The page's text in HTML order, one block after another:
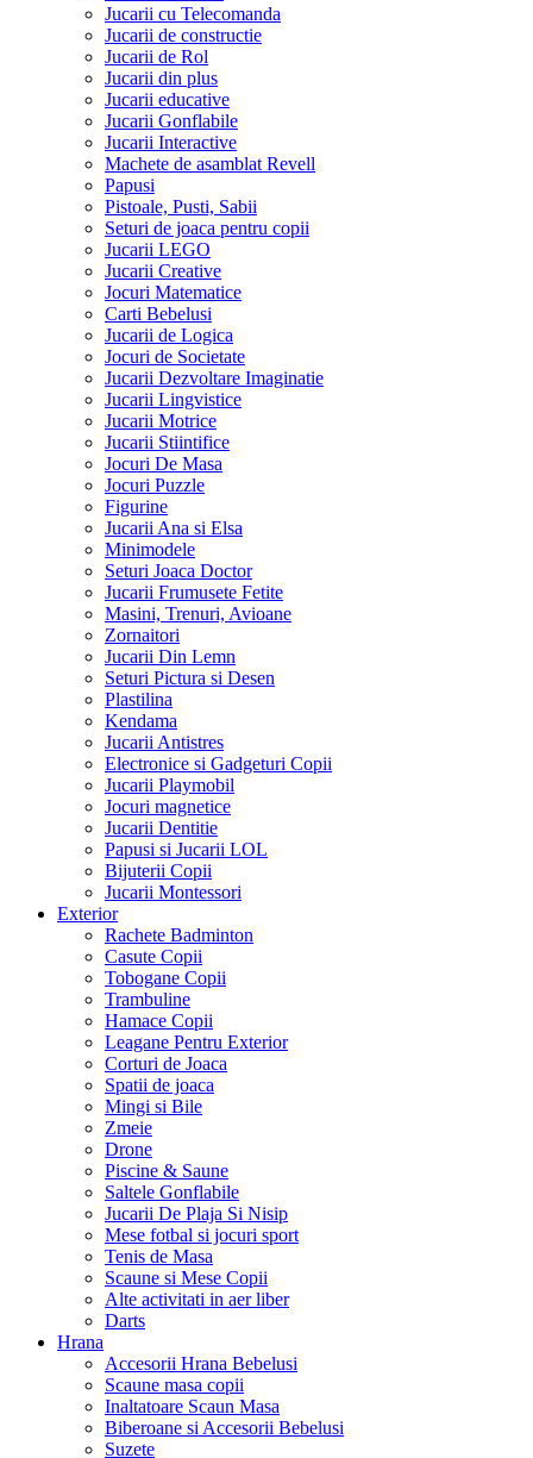
Jucarii cu Telecomanda
Jucarii de constructie
Jucarii de Rol
Jucarii din plus
Jucarii educative
Jucarii Gonflabile
Jucarii Interactive
Machete de asamblat Revell
Papusi
Pistoale, Pusti, Sabii
Seturi de joaca pentru copii
Jucarii LEGO
Jucarii Creative
Jocuri Matematice
Carti Bebelusi
Jucarii de Logica
Jocuri de Societate
Jucarii Dezvoltare Imaginatie
Jucarii Lingvistice
Jucarii Motrice
Jucarii Stiintifice
Jocuri De Masa
Jocuri Puzzle
Figurine
Jucarii Ana si Elsa
Minimodele
Seturi Joaca Doctor
Jucarii Frumusete Fetite
Masini, Trenuri, Avioane
Zornaitori
Jucarii Din Lemn
Seturi Pictura si Desen
Plastilina
Kendama
Jucarii Antistres
Electronice si Gadgeturi Copii
Jucarii Playmobil
Jocuri magnetice
Jucarii Dentitie
Papusi si Jucarii LOL
Bijuterii Copii
Jucarii Montessori
Exterior
Rachete Badminton
Casute Copii
Tobogane Copii
Trambuline
Hamace Copii
Leagane Pentru Exterior
Corturi de Joaca
Spatii de joaca
Mingi si Bile
Zmeie
Drone
Piscine & Saune
Saltele Gonflabile
Jucarii De Plaja Si Nisip
Mese fotbal si jocuri sport
Tenis de Masa
Scaune si Mese Copii
Alte activitati in aer liber
Darts
Hrana
Accesorii Hrana Bebelusi
Scaune masa copii
Inaltatoare Scaun Masa
Biberoane si Accesorii Bebelusi
Suzete